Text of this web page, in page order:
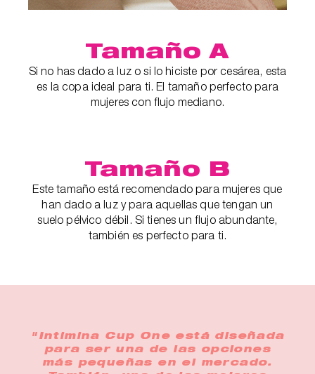
Tamaño A
Si no has dado a luz o si lo hiciste por cesárea, esta
es la copa ideal para ti. El tamaño perfecto para
mujeres con flujo mediano.
Tamaño B
Este tamaño está recomendado para mujeres que
han dado a luz y para aquellas que tengan un
suelo pélvico débil. Si tienes un flujo abundante,
también es perfecto para ti.
"Intimina Cup One está diseñada
para ser una de las opciones
más pequeñas en el mercado.